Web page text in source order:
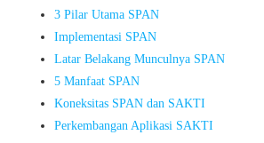
3 Pilar Utama SPAN
Implementasi SPAN
Latar Belakang Munculnya SPAN
5 Manfaat SPAN
Koneksitas SPAN dan SAKTI
Perkembangan Aplikasi SAKTI